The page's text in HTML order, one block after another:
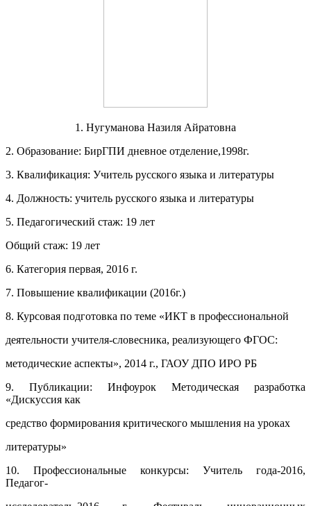
1. Нугуманова Назиля Айратовна
2. Образование: БирГПИ дневное отделение,1998г.
3. Квалификация: Учитель русского языка и литературы
4. Должность: учитель русского языка и литературы
5. Педагогический стаж: 19 лет
Общий стаж: 19 лет
6. Категория первая, 2016 г.
7. Повышение квалификации (2016г.)
8. Курсовая подготовка по теме «ИКТ в профессиональной
деятельности учителя-словесника, реализующего ФГОС:
методические аспекты», 2014 г., ГАОУ ДПО ИРО РБ
9. Публикации: Инфоурок Методическая разработка
«Дискуссия как
средство формирования критического мышления на уроках
литературы»
10. Профессиональные конкурсы: Учитель года-2016,
Педагог-